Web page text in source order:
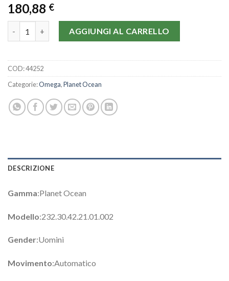
180,88 €
AGGIUNGI AL CARRELLO
COD:44252
Categorie:Omega,Planet Ocean
DESCRIZIONE
Gamma:Planet Ocean
Modello:232.30.42.21.01.002
Gender:Uomini
Movimento:Automatico